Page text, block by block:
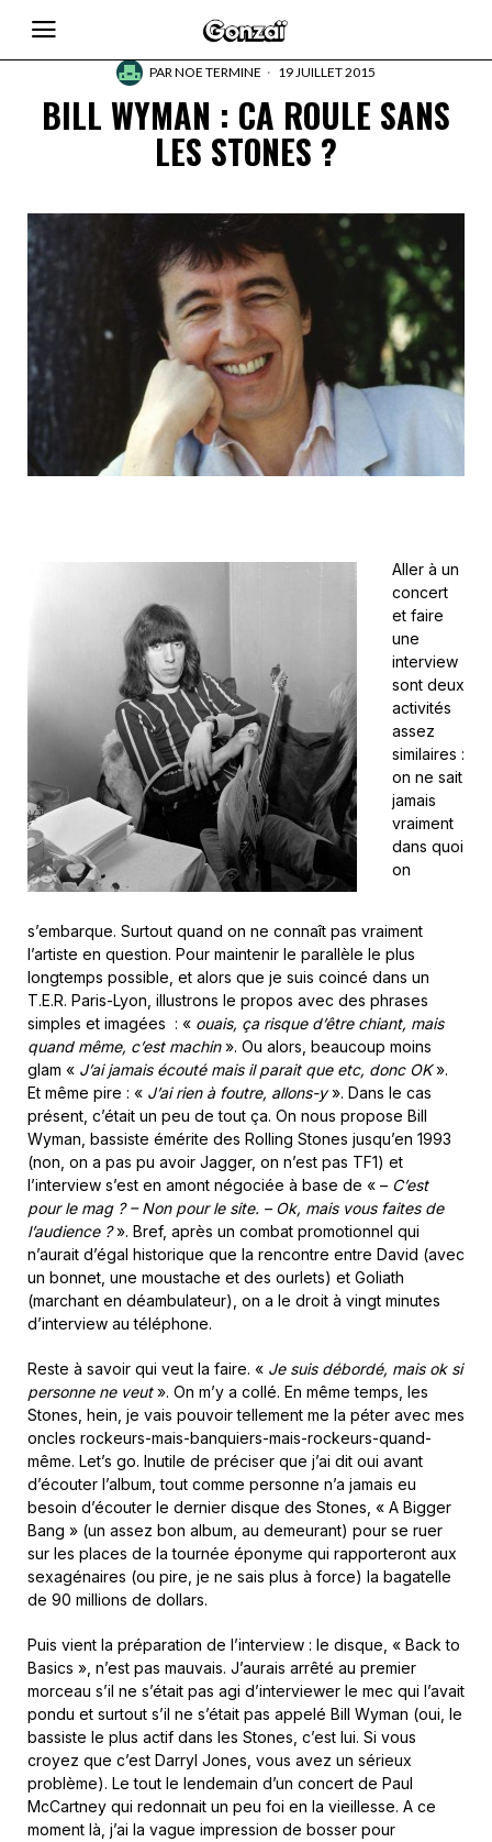
PARNOE TERMINE 19 JUILLET 2015
BILL WYMAN : CA ROULE SANS
LES STONES ?
Aller à un
concert
et faire
une
interview
sont deux
activités
assez
similaires :
on ne sait
jamais
vraiment
dans quoi
on
s’embarque. Surtout quand on ne connaît pas vraiment
l’artiste en question. Pour maintenir le parallèle le plus
longtemps possible, et alors que je suis coincé dans un
T.E.R. Paris-Lyon, illustrons le propos avec des phrases
simples et imagées : « ouais, ça risque d’être chiant, mais
quand même, c’est machin». Ou alors, beaucoup moins
glam « J’ai jamais écouté mais il parait que etc, donc OK».
Et même pire : « J’ai rien à foutre, allons-y». Dans le cas
présent, c’était un peu de tout ça. On nous propose Bill
Wyman, bassiste émérite des Rolling Stones jusqu’en 1993
(non, on a pas pu avoir Jagger, on n’est pas TF1) et
l’interview s’est en amont négociée à base de « – C’est
pour le mag ? – Non pour le site. – Ok, mais vous faites de
l’audience ?». Bref, après un combat promotionnel qui
n’aurait d’égal historique que la rencontre entre David (avec
un bonnet, une moustache et des ourlets) et Goliath
(marchant en déambulateur), on a le droit à vingt minutes
d’interview au téléphone.
Reste à savoir qui veut la faire. « Je suis débordé, mais ok si
personne ne veut». On m’y a collé. En même temps, les
Stones, hein, je vais pouvoir tellement me la péter avec mes
oncles rockeurs-mais-banquiers-mais-rockeurs-quand-
même. Let’s go. Inutile de préciser que j’ai dit oui avant
d’écouter l’album, tout comme personne n’a jamais eu
besoin d’écouter le dernier disque des Stones, « A Bigger
Bang » (un assez bon album, au demeurant) pour se ruer
sur les places de la tournée éponyme qui rapporteront aux
sexagénaires (ou pire, je ne sais plus à force) la bagatelle
de 90 millions de dollars.
Puis vient la préparation de l’interview : le disque, « Back to
Basics », n’est pas mauvais. J’aurais arrêté au premier
morceau s’il ne s’était pas agi d’interviewer le mec qui l’avait
pondu et surtout s’il ne s’était pas appelé Bill Wyman (oui, le
bassiste le plus actif dans les Stones, c’est lui. Si vous
croyez que c’est Darryl Jones, vous avez un sérieux
problème). Le tout le lendemain d’un concert de Paul
McCartney qui redonnait un peu foi en la vieillesse. A ce
moment là, j’ai la vague impression de bosser pour